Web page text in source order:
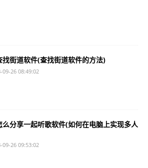
找街道软件(查找街道软件的方法)
09-26 08:49:02
么分享一起听歌软件(如何在电脑上实现多人
09-26 09:53:02